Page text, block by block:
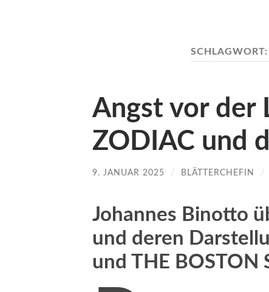
SCHLAGWORT:
Angst vor der
ZODIAC und
9. JANUAR 2025 / BLÄTTERCHEFIN /
Johannes Binotto
und deren
und THE BOSTON